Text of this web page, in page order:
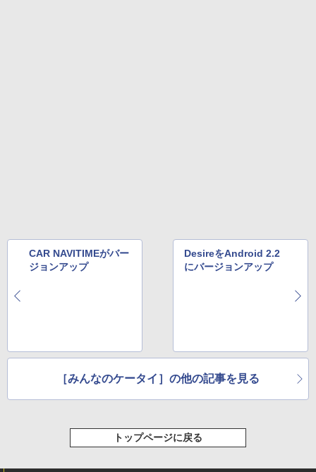
CAR NAVITIMEがバー
ジョンアップ
DesireをAndroid 2.2
にバージョンアップ
［みんなのケータイ］の他の記事を見る
トップページに戻る